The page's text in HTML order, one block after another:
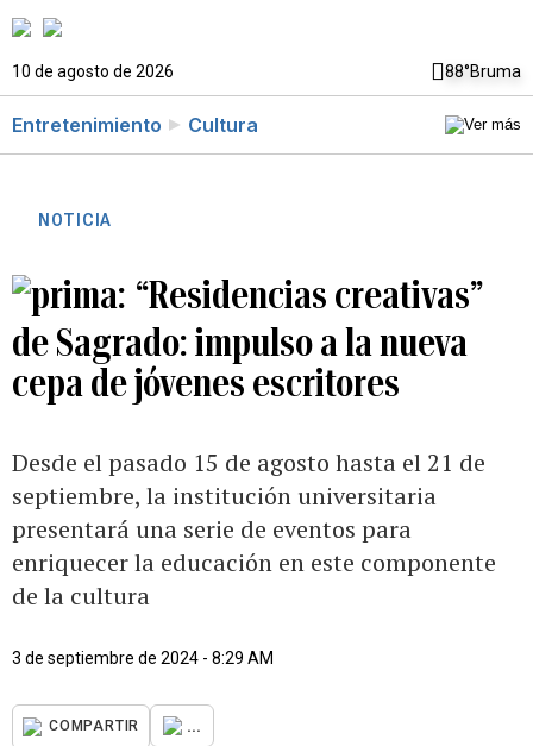
10 de agosto de 2026 88°Bruma
Entretenimiento Cultura
NOTICIA
“Residencias creativas”
de Sagrado: impulso a la nueva
cepa de jóvenes escritores
Desde el pasado 15 de agosto hasta el 21 de
septiembre, la institución universitaria
presentará una serie de eventos para
enriquecer la educación en este componente
de la cultura
3 de septiembre de 2024 - 8:29 AM
COMPARTIR ...